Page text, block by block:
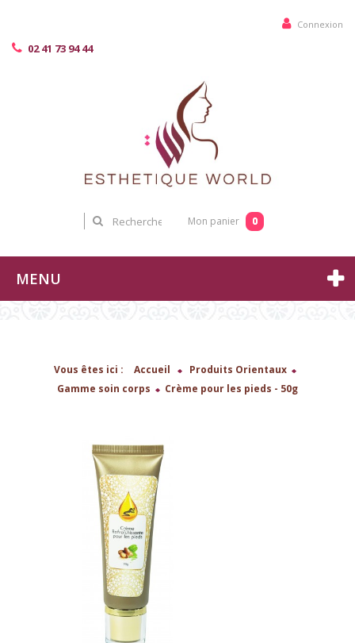
Connexion
02 41 73 94 44
Mon panier 0
MENU
Vous êtes ici : Accueil > Produits Orientaux >
Gamme soin corps > Crème pour les pieds - 50g